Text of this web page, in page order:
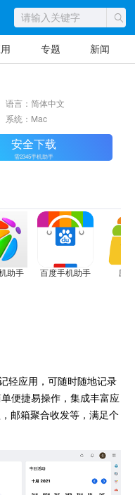
专题 新闻
语言：简体中文
系统：Mac
安全下载
需2345手机助手
助手 百度手机助手 应
应用，可随时随地记录
便捷易操作，集成丰富应
邮箱聚合收发等，满足个